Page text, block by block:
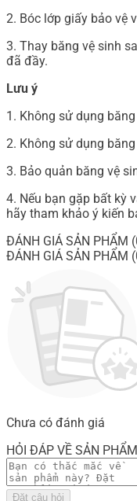
2. Bóc lớp giấy bảo vệ
3. Thay băng vệ sinh
đã đầy.
Lưu ý
1. Không sử dụng
2. Không sử dụng
3. Bảo quản băng vệ
4. Nếu bạn gặp bất kỳ
hãy tham khảo ý kiến
ĐÁNH GIÁ SẢN PHẨM
ĐÁNH GIÁ SẢN PHẨM
Chưa có đánh giá
HỎI ĐÁP VỀ SẢN
Đặt câu hỏi